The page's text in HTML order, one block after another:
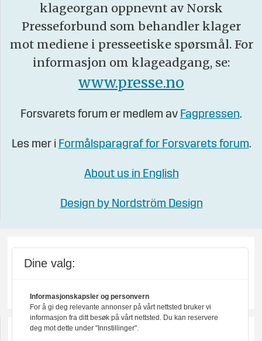
klageorgan oppnevnt av Norsk
Presseforbund som behandler klager
mot mediene i presseetiske spørsmål. For
informasjon om klageadgang, se:
www.presse.no
Forsvarets forum er medlem av Fagpressen.
Les mer i Formålsparagraf for Forsvarets forum.
About us in English
Design by Nordström Design
Dine valg:
Informasjonskapsler og personvern
For å gi deg relevante annonser på vårt nettsted bruker vi
informasjon fra ditt besøk på vårt nettsted. Du kan reservere
deg mot dette under "Innstillinger".